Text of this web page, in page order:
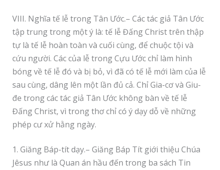
VIII. Nghĩa tế lễ trong Tân Ước.– Các tác giả Tân Ước
tập trung trong một ý là: tế lễ Đấng Christ trên thập
tự là tế lễ hoàn toàn và cuối cùng, để chuộc tội và
cứu người. Các của lễ trong Cựu Ước chỉ làm hình
bóng về tế lễ đó và bị bỏ, vì đã có tế lễ mới làm của lễ
sau cùng, dâng lên một lần đủ cả. Chỉ Gia-cơ và Giu-
đe trong các tác giả Tân Ước không bàn về tế lễ
Đấng Christ, vì trong thơ chỉ có ý dạy dỗ về những
phép cư xử hằng ngày.
1. Giăng Báp-tít dạy.– Giăng Báp Tít giới thiệu Chúa
Jêsus như là Quan án hầu đến trong ba sách Tin